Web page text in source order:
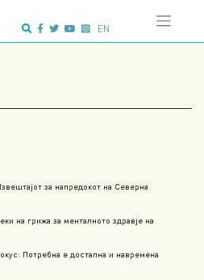
EN
за напредокот на Северна
на грижа за менталното здравје на
Потребна е достапна и навремена